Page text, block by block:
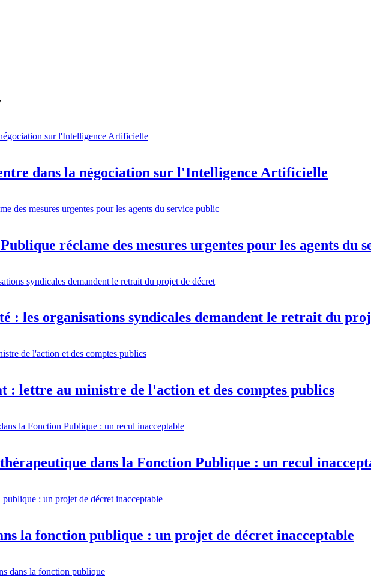
dans la négociation sur l'Intelligence Artificielle
réclame des mesures urgentes pour les agents du
: les organisations syndicales demandent le retrait du
lettre au ministre de l'action et des comptes publics
dans la Fonction Publique : un recul
la fonction publique : un projet de décret inacceptable